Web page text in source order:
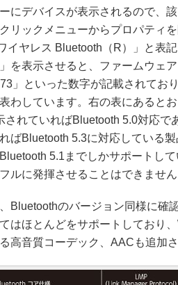
にデバイスが表示されるので、
リックメニューからプロパティ
イヤレス Bluetooth（R）」と表
を表示させると、ファームウェ
」といった数字が記載されてお
わしています。右の表にあると
されていればBluetooth 5.0対応で
ばBluetooth 5.3に対応している
5.1までしかサポートし
ルに発揮させることはできませ
Bluetoothのバージョン同様に確
はほとんどをサポートしており
高音質コーデック、AACも追加さ